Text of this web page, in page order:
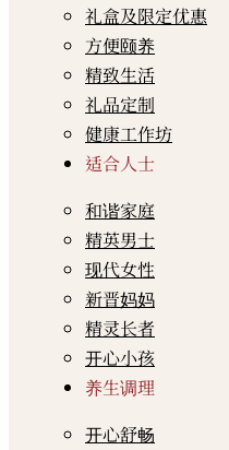
礼盒及限定优惠
方便颐养
精致生活
礼品定制
健康工作坊
适合人士
和谐家庭
精英男士
现代女性
新晋妈妈
精灵长者
开心小孩
养生调理
开心舒畅